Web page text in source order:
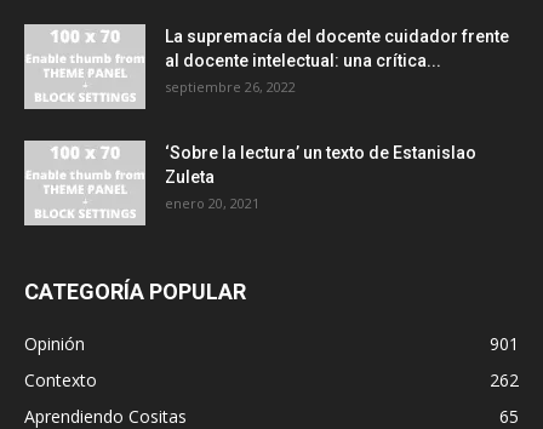
La supremacía del docente cuidador frente
al docente intelectual: una crítica...
septiembre 26, 2022
‘Sobre la lectura’ un texto de Estanislao
Zuleta
enero 20, 2021
CATEGORÍA POPULAR
Opinión
901
Contexto
262
Aprendiendo Cositas
65